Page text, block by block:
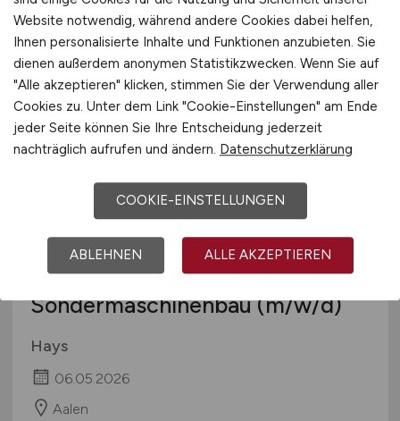
APEX Tool Group GmbH
26.07.2026
Westhausen
Sales Manager
Sondermaschinenbau(m/w/d)
Hays
06.05.2026
Aalen
Website notwendig, während andere Cookies dabei helfen,
Ihnen personalisierte Inhalte und Funktionen anzubieten. Sie
dienen außerdem anonymen Statistikzwecken. Wenn Sie auf
"Alle akzeptieren" klicken, stimmen Sie der Verwendung aller
Cookies zu. Unter dem Link "Cookie-Einstellungen" am Ende
jeder Seite können Sie Ihre Entscheidung jederzeit
nachträglich aufrufen und ändern. Datenschutzerklärung
COOKIE-EINSTELLUNGEN
ABLEHNEN ALLE AKZEPTIEREN